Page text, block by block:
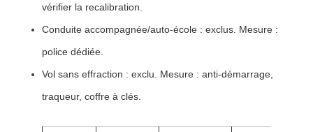
vérifier la recalibration.
Conduite accompagnée/auto-école : exclus. Mesure :
police dédiée.
Vol sans effraction : exclu. Mesure : anti-démarrage,
traqueur, coffre à clés.